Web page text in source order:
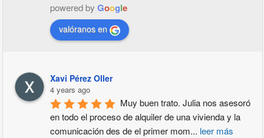
powered by Google
valóranos en
Xavi Pérez Oller
4 years ago
Muy buen trato. Julia nos asesoró
en todo el proceso de alquiler de una vivienda y la
comunicación des de el primer mom... leer más